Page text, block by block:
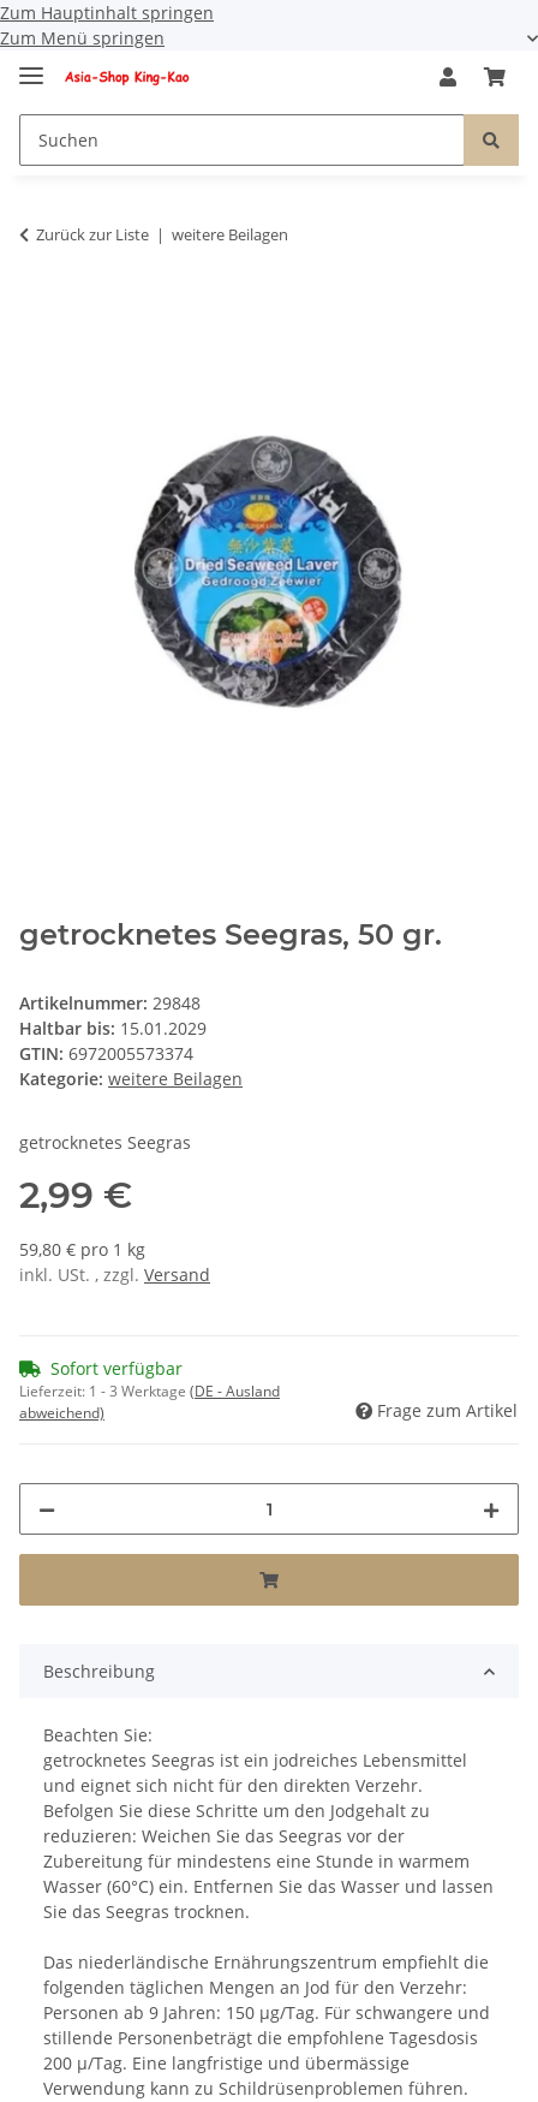
Zum Hauptinhalt springen
Zum Menü springen
Zurück zur Liste weitere Beilagen
getrocknetes Seegras, 50 gr.
Artikelnummer: 29848
Haltbar bis: 15.01.2029
GTIN: 6972005573374
Kategorie: weitere Beilagen
getrocknetes Seegras
2,99 €
59,80 € pro 1 kg
inkl. USt. , zzgl. Versand
Sofort verfügbar
Lieferzeit: 1 - 3 Werktage (DE - Ausland
abweichend)
Frage zum Artikel
Beschreibung
Beachten Sie:
getrocknetes Seegras ist ein jodreiches Lebensmittel
und eignet sich nicht für den direkten Verzehr.
Befolgen Sie diese Schritte um den Jodgehalt zu
reduzieren: Weichen Sie das Seegras vor der
Zubereitung für mindestens eine Stunde in warmem
Wasser (60°C) ein. Entfernen Sie das Wasser und lassen
Sie das Seegras trocknen.
Das niederländische Ernährungszentrum empfiehlt die
folgenden täglichen Mengen an Jod für den Verzehr:
Personen ab 9 Jahren: 150 µg/Tag. Für schwangere und
stillende Personenbeträgt die empfohlene Tagesdosis
200 µ/Tag. Eine langfristige und übermässige
Verwendung kann zu Schildrüsenproblemen führen.